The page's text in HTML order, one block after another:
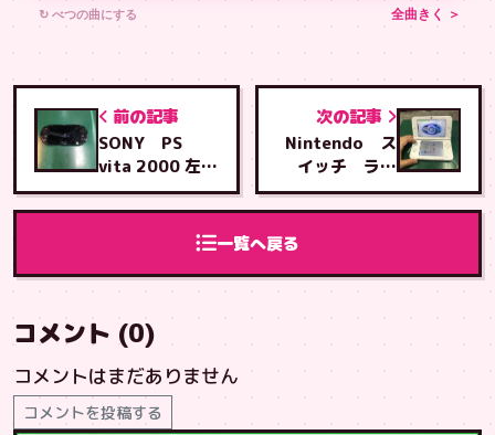
↻ べつの曲にする 全曲きく ＞
前の記事
SONY PS
vita 2000 左ア
ナログスティッ
ク交換修理
一覧へ戻る
次の記事
Nintendo ス
イッチ ライ
ト 液晶交換修
理
コメント (0)
コメントはまだありません
コメントを投稿する